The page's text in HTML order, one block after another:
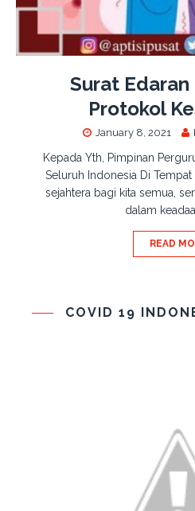
Surat
Protokol
January 8, 2021
Kepada Yth, Pimpinan
Seluruh Indonesia Di
sejahtera bagi kita semua,
dalam
READ
COVID 19